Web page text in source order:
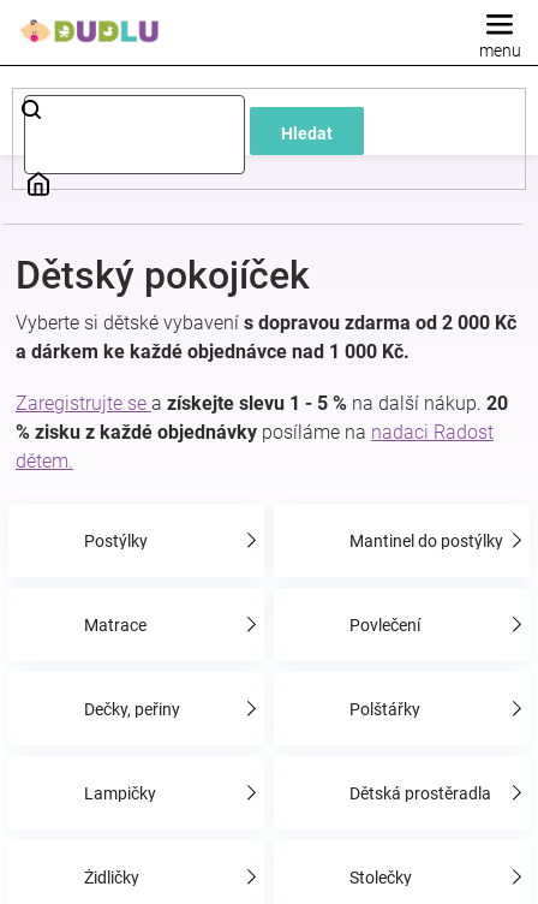
Hledat
Dětské
a
kojenecké
oblečení
Pokojíček
a
kojenecká
Dětský pokojíček
Vyberte si dětské vybavení s dopravou zdarma od 2 000 Kč
a dárkem ke každé objednávce nad 1 000 Kč.
Zaregistrujte se a získejte slevu 1 - 5 % na další nákup. 20
% zisku z každé objednávky posíláme na nadaci Radost
dětem.
Postýlky Mantinel do postýlky
Matrace Povlečení
Dečky, peřiny Polštářky
Lampičky Dětská prostěradla
Židličky Stolečky